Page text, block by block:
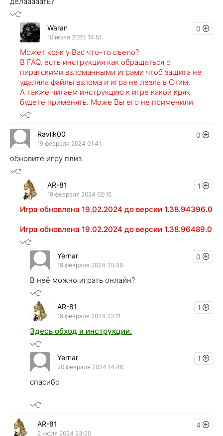
0
Waran
10 июля 2023 14:51
Может кряк у Вас что-то съело?
В FAQ, есть инструкция как обращаться с
пиратскими взломанными играми чтоб защита не
удаляла файлы взлома и игра не лезла в Стим.
А также читаем инструкцию к игре какой кряк
будете применять. Може Вы его не применили
0
Ravlik00
19 февраля 2024 01:41
обновите игру плиз
1
AR-81
19 февраля 2024 02:15
Игра обновлена 19.02.2024 до версии 1.38.94396.0
Игра обновлена 19.02.2024 до версии 1.38.96489.0
0
Yernar
19 февраля 2024 20:48
В неё можно играть онлайн?
1
AR-81
19 февраля 2024 22:11
Здесь обход и инструкции.
1
Yernar
20 февраля 2024 14:46
спасибо
4
AR-81
2 июля 2024 23:20